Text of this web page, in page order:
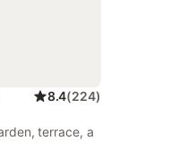
8.4(224)
terrace, a